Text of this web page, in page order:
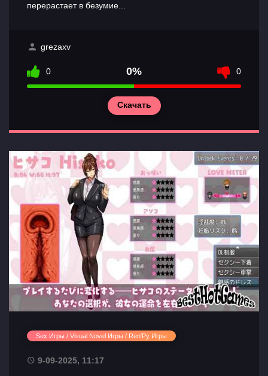
перерастает в безумие...
grezaxv
0 0% 0
Скачать
Sex Игры / Visual Novel Игры / Ren'Py Игры
9-09-2025, 11:17